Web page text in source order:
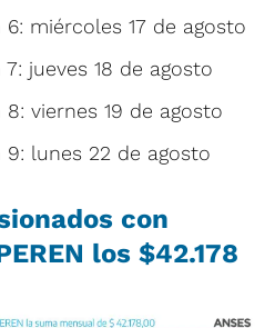
miércoles 17 de agosto
jueves 18 de agosto
viernes 19 de agosto
lunes 22 de agosto
con
los $42.178